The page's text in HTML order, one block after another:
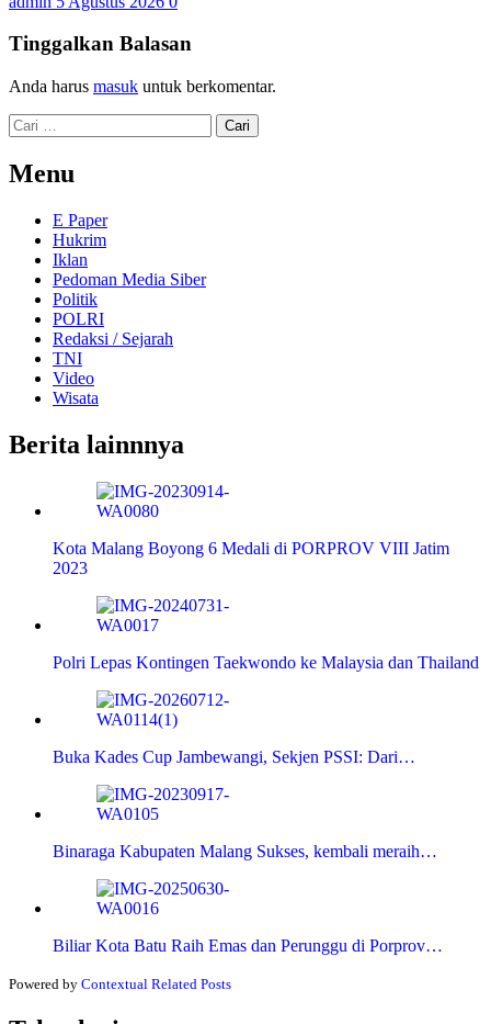
Tinggalkan Balasan
Anda harus masuk untuk berkomentar.
Cari
untuk:
Menu
E Paper
Hukrim
Iklan
Pedoman Media Siber
Politik
POLRI
Redaksi / Sejarah
TNI
Video
Wisata
Berita lainnnya
Kota Malang Boyong 6 Medali di PORPROV VIII Jatim
2023
Polri Lepas Kontingen Taekwondo ke Malaysia dan Thailand
Buka Kades Cup Jambewangi, Sekjen PSSI: Dari…
Binaraga Kabupaten Malang Sukses, kembali meraih…
Biliar Kota Batu Raih Emas dan Perunggu di Porprov…
Powered by Contextual Related Posts